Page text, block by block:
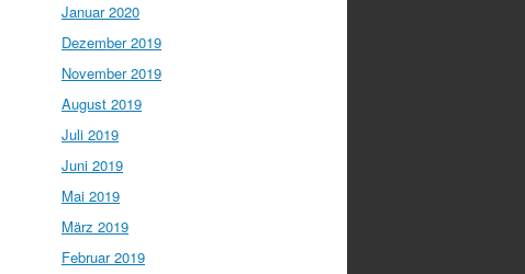
Januar 2020
Dezember 2019
November 2019
August 2019
Juli 2019
Juni 2019
Mai 2019
März 2019
Februar 2019